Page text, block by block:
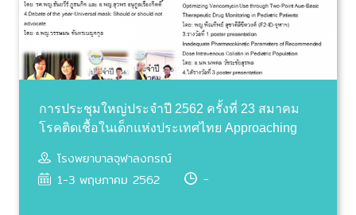
การประชุมใหญ่ประจำปี 2562 ครั้งที่ 23 สมาคม
โรคติดเชื้อในเด็กแห่งประเทศไทย Approaching
โรงพยาบาลจุฬาลงกรณ์
1-3 พฤษภาคม 2562
-